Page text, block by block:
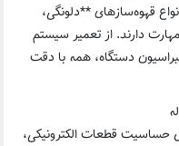
قهوه‌سازهای **دلونگی،
دارند. از تعمیر سیستم
دستگاه، همه با دقت
حساسیت قطعات الکترونیکی،